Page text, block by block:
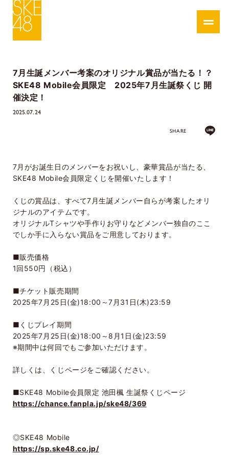
7月生誕メンバー考案のオリジナル賞品が当たる！？
SKE48 Mobile会員限定 2025年7月生誕祭くじ 開
催決定！
2025.07.24
SHARE
7月がお誕生日のメンバーをお祝いし、豪華賞品が当たる、
SKE48 Mobile会員限定くじを開催いたします！
くじの賞品は、すべて7月生誕メンバー自らが考案したオリ
ジナルのアイテムです。
オリジナルTシャツや手作りお守りなどメンバー独自のここ
でしか手に入らない賞品をご用意しております。
■販売価格
1回550円（税込）
■チケット販売期間
2025年7月25日(金)18:00～7月31日(木)23:59
■くじプレイ期間
2025年7月25日(金)18:00～8月1日(金)23:59
※期間中は何回でもご参加いただけます。
詳しくは、くじページをご確認ください。
■SKE48 Mobile会員限定 池田楓 生誕祭くじページ
https://chance.fanpla.jp/ske48/369
◎SKE48 Mobile
https://sp.ske48.co.jp/